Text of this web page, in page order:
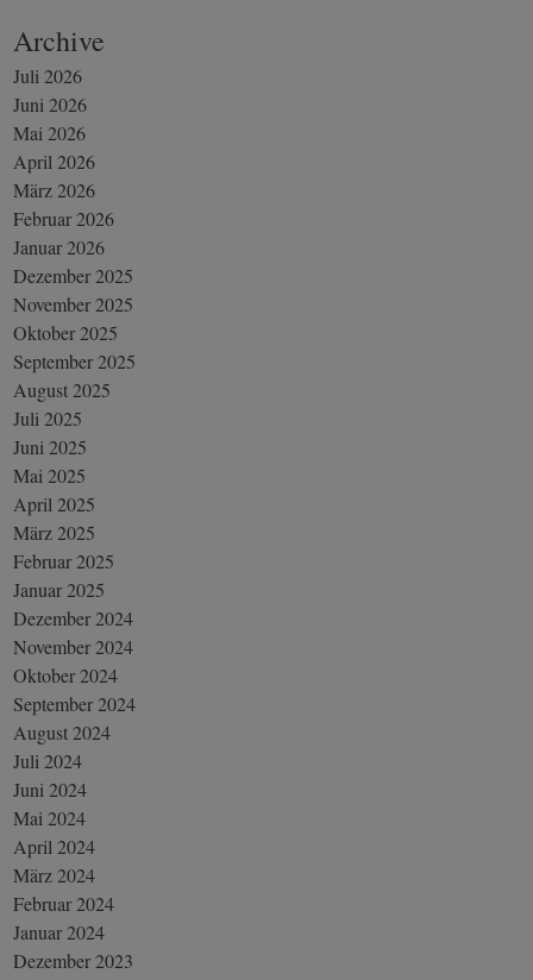
Archive
Juli 2026
Juni 2026
Mai 2026
April 2026
März 2026
Februar 2026
Januar 2026
Dezember 2025
November 2025
Oktober 2025
September 2025
August 2025
Juli 2025
Juni 2025
Mai 2025
April 2025
März 2025
Februar 2025
Januar 2025
Dezember 2024
November 2024
Oktober 2024
September 2024
August 2024
Juli 2024
Juni 2024
Mai 2024
April 2024
März 2024
Februar 2024
Januar 2024
Dezember 2023